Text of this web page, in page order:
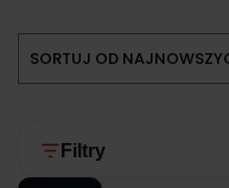
Filtry